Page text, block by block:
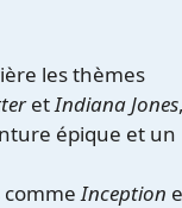
les thèmes
etIndiana Jones
épique et un
commeInception